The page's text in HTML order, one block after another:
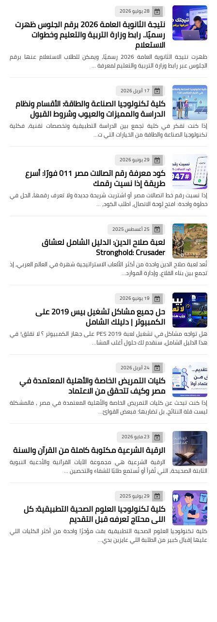
28 يوليو 2026
نتيجة الثانوية العامة 2026 برقم الجلوس ظهرت
رسميًا.. رابط وزارة التربية والتعليم وخطوات
الاستعلام
ظهرت نتيجة الثانوية العامة 2026 رسميًا، ويمكن للطلاب الاستعلام عنها برقم
الجلوس عبر رابط وزارة التربية والتعليم لمعرفة …
17 أبريل 2026
كلية تكنولوجيا الصناعة والطاقة: الأقسام ونظام
الدراسة والمميزات والعيوب وشروط القبول
إذا كنت تفكر في كلية تجمع بين الدراسة التطبيقية وتخصصات تقنية، فكلية
تكنولوجيا الصناعة والطاقة من الخيارات التي ت…
29 يونيو 2026
كود معرفة رقم اتصالات مصر 011 فورًا: أسرع
طريقة إذا نسيت رقمك
إذا نسيت رقم خط اتصالات مصر أو اشتريت شريحة جديدة ولا تعرف رقمها، الحل في
خطوة واحدة: افتح لوحة الاتصال، اطلب الكود، …
25 أغسطس 2025
لعبة صلاح الدين: الدليل الشامل لعشاق
Stronghold: Crusader
تُعد لعبة صلاح الدين واحدة من أكثر الألعاب الاستراتيجية شهرة في العالم العربي، إذ
تجمع بين بناء القلاع، وإدارة الموارد…
19 يونيو 2026
حل جميع مشاكل تشغيل بيس 2019 على
الكمبيوتر | دليلك الشامل
هل تواجه مشاكل في تشغيل لعبة PES 2019 على جهاز الكمبيوتر ؟ لا تقلق! في
هذا الدليل الشامل، سنقدم لك حلول أغلب المشا…
24 أبريل 2026
كليات التمريض الخاصة والأهلية المعتمدة في
مصر وكيف تتحقق من الاعتماد
إذا كنت تبحث عن كليات التمريض الخاصة والأهلية المعتمدة في مصر ، فالمشكلة
ليست قلة النتائج، بل تضاربها؛ فبعض القوائ…
23 مايو 2026
الرقية الشرعية مكتوبة كاملة من القرآن والسنة
الرقية الشرعية هي مجموعة الآيات القرآنية والأدعية النبوية
الثابتة الصحيحة، التي تُقرأ أو تُستمع طلبًا للشفاء والتحصين …
29 يوليو 2025
كلية تكنولوجيا العلوم الصحية التطبيقية: كل
اللي محتاج تعرفه قبل التقديم
كلية تكنولوجيا العلوم الصحية التطبيقية بقت مؤخرًا واحدة من أكثر الكليات اللي
عليها إقبال كبير من الطلبة اللي عايزين بدي…